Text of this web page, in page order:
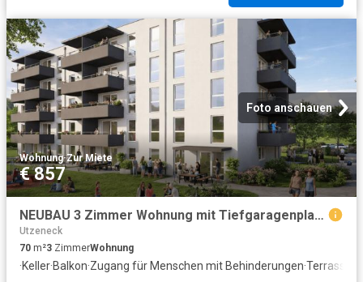
Foto anschauen
Wohnung·Zur Miete
€ 857
NEUBAU 3 Zimmer Wohnung mit Tiefgaragenplatz Fertigstellung Frühjahr 2027
Utzeneck
70 m²3 ZimmerWohnung
·Keller·Balkon·Zugang für Menschen mit Behinderungen·Terrasse